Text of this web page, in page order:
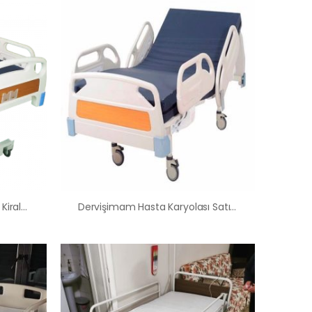
Cuma Hasta Karyolası Satış Kiralama Fiyatı Dervişimam Hasta Karyolası Satış Kiralama Fiyatı